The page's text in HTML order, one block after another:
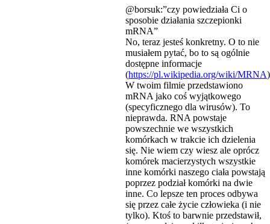
@borsuk:”czy powiedziała Ci o
sposobie działania szczepionki
mRNA”
No, teraz jesteś konkretny. O to nie
musiałem pytać, bo to są ogólnie
dostępne informacje
(https://pl.wikipedia.org/wiki/MRNA
W twoim filmie przedstawiono
mRNA jako coś wyjątkowego
(specyficznego dla wirusów). To
nieprawda. RNA powstaje
powszechnie we wszystkich
komórkach w trakcie ich dzielenia
się. Nie wiem czy wiesz ale oprócz
komórek macierzystych wszystkie
inne komórki naszego ciała powstają
poprzez podział komórki na dwie
inne. Co lepsze ten proces odbywa
się przez całe życie człowieka (i nie
tylko). Ktoś to barwnie przedstawił,